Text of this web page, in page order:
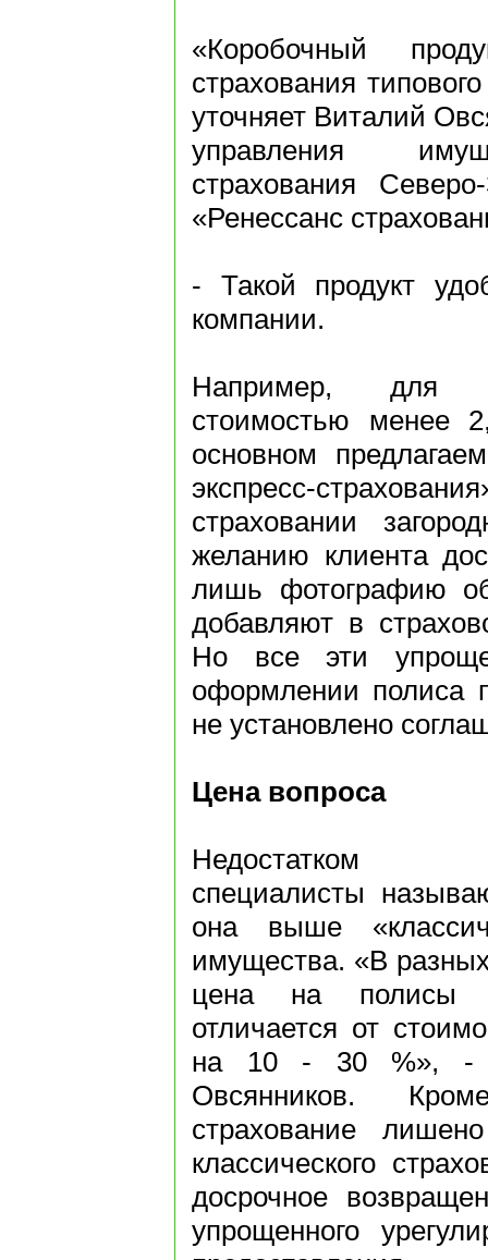
«Коробочный
страхования
уточняет Виталий
управления
страхования
«Ренессанс
- Такой продукт
компании.
Например, для
стоимостью менее
основном
экспресс-
страховании
желанию клиента
лишь фотографию
добавляют в
Но все эти
оформлении полиса
не установлено
Цена вопроса
Недостатком
специалисты
она выше
имущества. «В
цена на полисы
отличается от
на 10 - 30 %», -
Овсянников.
страхование
классического
досрочное
упрощенного